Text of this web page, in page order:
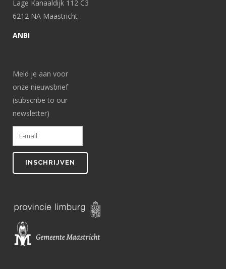
Lage Kanaaldijk 112 C3
6212 NA Maastricht
ANBI
Meld je aan voor
onze nieuwsbrief
(subscribe to our
newsletter)